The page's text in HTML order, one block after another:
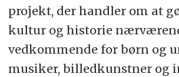
projekt, der handler om at
kultur og historie
vedkommende for børn og
musiker, billedkunstner og